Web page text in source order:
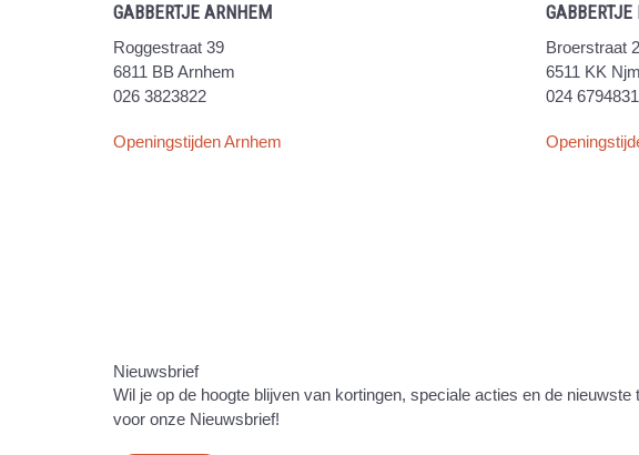
GABBERTJE ARNHEM
Roggestraat 39
6811 BB Arnhem
026 3823822
Openingstijden Arnhem
Broerstraat
6511 KK
024 6794831
Nieuwsbrief
Wil je op de hoogte blijven van kortingen, speciale acties en de
voor onze Nieuwsbrief!